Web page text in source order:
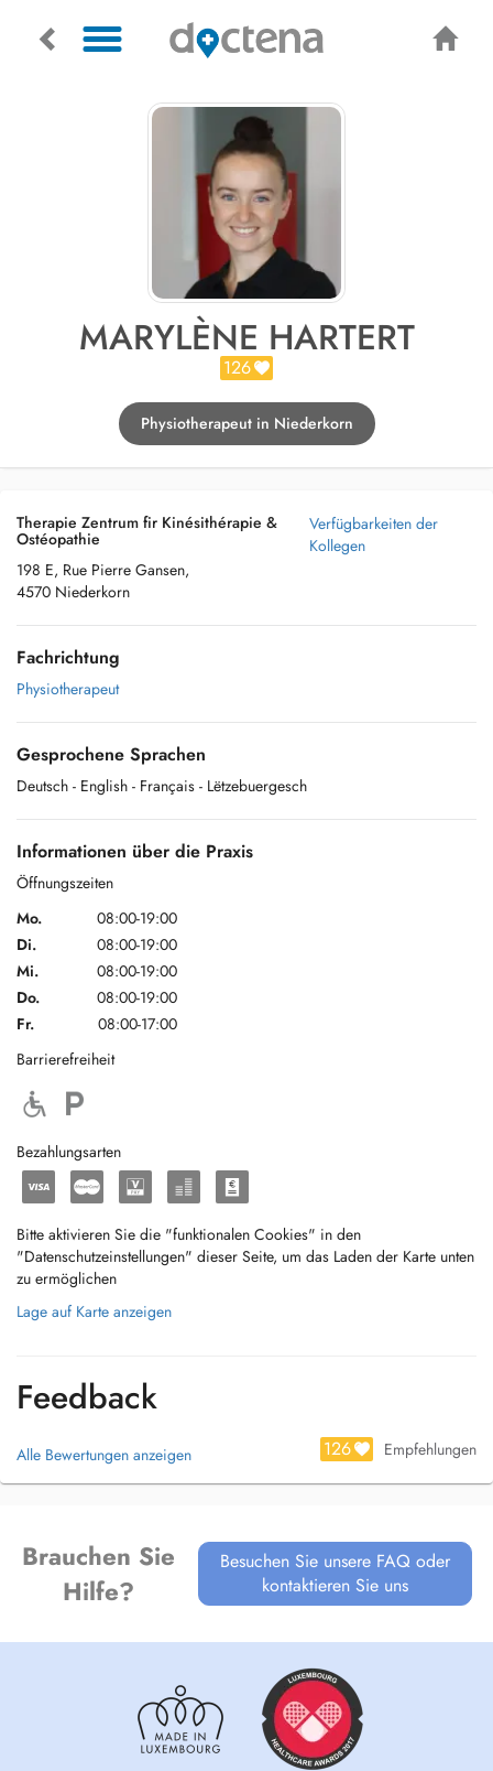
MARYLÈNE HARTERT
126
Physiotherapeut in Niederkorn
Therapie Zentrum fir Kinésithérapie &
Ostéopathie
198 E, Rue Pierre Gansen,
4570 Niederkorn
Verfügbarkeiten der
Kollegen
Fachrichtung
Physiotherapeut
Gesprochene Sprachen
Deutsch - English - Français - Lëtzebuergesch
Informationen über die Praxis
Öffnungszeiten
Mo.
08:00-19:00
Di.
08:00-19:00
Mi.
08:00-19:00
Do.
08:00-19:00
Fr.
08:00-17:00
Barrierefreiheit
Bezahlungsarten
Bitte aktivieren Sie die "funktionalen Cookies" in den
"Datenschutzeinstellungen" dieser Seite, um das Laden der Karte unten
zu ermöglichen
Lage auf Karte anzeigen
Feedback
Alle Bewertungen anzeigen 126 Empfehlungen
Brauchen Sie
Hilfe?
Besuchen Sie unsere FAQ oder
kontaktieren Sie uns